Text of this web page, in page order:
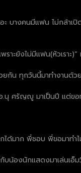
ะ บางคนมีแฟน ไม่กล้
าะยังไม่มีแฟน(หัวเราะ
ยกัน ทุกวันนี้มาทำงานด้
ศรัญญู มาเป็นปี แต่ขอท
มาก พี่ชอบ พี่ขอมาทำ
น้องนักแสดงมาเล่นเ